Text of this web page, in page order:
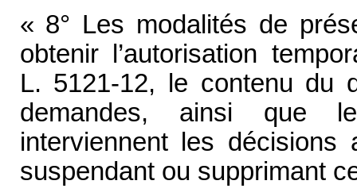
« 8° Les modalités de
obtenir l’autorisation
L. 5121-12, le contenu du
demandes, ainsi que
interviennent les décisions
suspendant ou supprimant